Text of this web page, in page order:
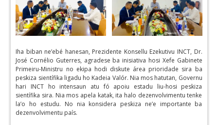
Iha biban ne’ebé hanesan, Prezidente Konsellu Ezekutivu INCT, Dr.
José Cornélio Guterres, agradese ba inisiativa hosi Xefe Gabinete
Primeiru-Ministru no ekipa hodi diskute área prioridade sira ba
peskiza sientífika ligadu ho Kadeia Valór. Nia mos hatutan, Governu
hari INCT ho intensaun atu fó apoiu estadu liu-hosi peskiza
sientífika sira. Nia mos apela katak, ita halo dezenvolvimentu tenke
la’o ho estudu. No nia konsidera peskiza ne’e importante ba
dezenvolvimentu país.